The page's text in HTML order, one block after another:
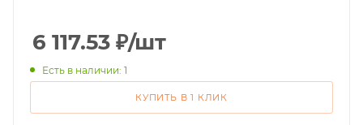
6 117.53 ₽/шт
Есть в наличии: 1
КУПИТЬ В 1 КЛИК